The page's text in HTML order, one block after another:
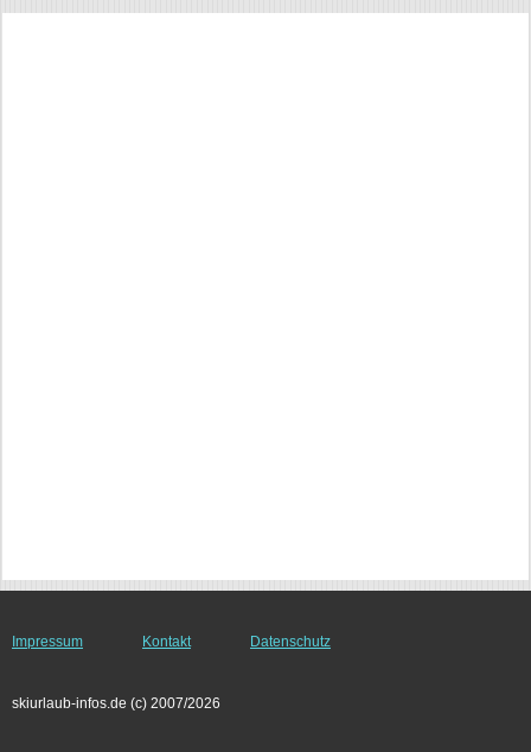
Impressum Kontakt Datenschutz
skiurlaub-infos.de (c) 2007/2026